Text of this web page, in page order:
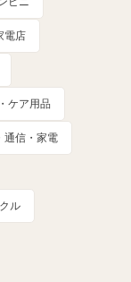
電店
ケア用品
通信・家電
ル